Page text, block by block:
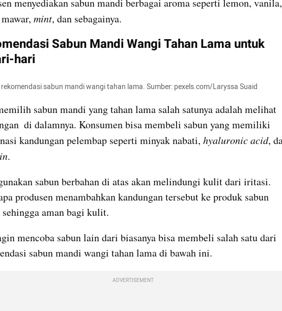
menyediakan sabun mandi berbagai aroma seperti lemon, vanila,
mint, dan sebagainya.
Sabun Mandi Wangi Tahan Lama untuk
hari
sabun mandi wangi tahan lama. Sumber: pexels.com/Laryssa Suaid
sabun mandi yang tahan lama salah satunya adalah melihat
di dalamnya. Konsumen bisa membeli sabun yang memiliki
kandungan pelembap seperti minyak nabati, hyaluronic acid
.
sabun berbahan di atas akan melindungi kulit dari iritasi.
produsen menambahkan kandungan tersebut ke produk sabun
aman bagi kulit.
mencoba sabun lain dari biasanya bisa membeli salah satu dari
sabun mandi wangi tahan lama di bawah ini.
ADVERTISEMENT